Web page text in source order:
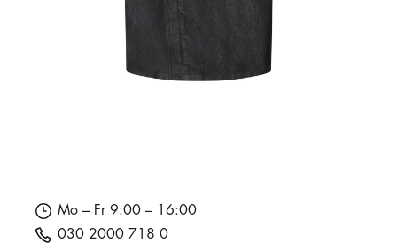
Mo – Fr 9:00 – 16:00
030 2000 718 0